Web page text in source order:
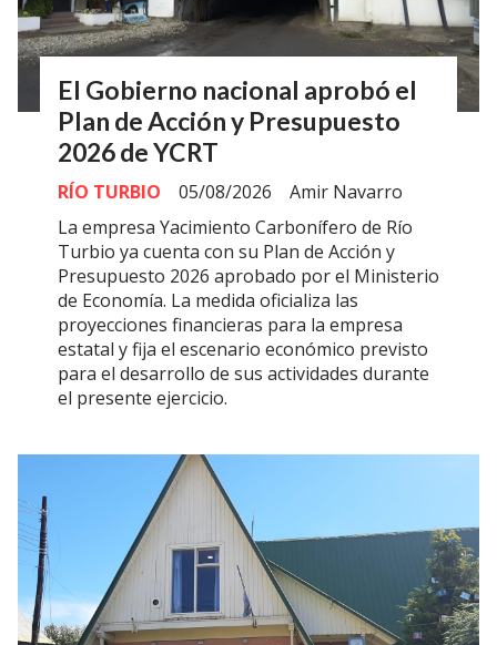
El Gobierno nacional aprobó el
Plan de Acción y Presupuesto
2026 de YCRT
Amir Navarro
RÍO TURBIO
05/08/2026
La empresa Yacimiento Carbonífero de Río
Turbio ya cuenta con su Plan de Acción y
Presupuesto 2026 aprobado por el Ministerio
de Economía. La medida oficializa las
proyecciones financieras para la empresa
estatal y fija el escenario económico previsto
para el desarrollo de sus actividades durante
el presente ejercicio.